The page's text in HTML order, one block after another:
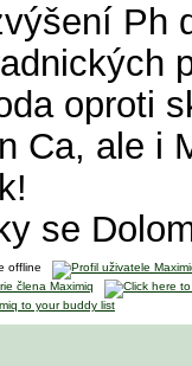
Ph
oproti
Ca, ale i
se